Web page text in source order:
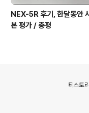
NEX-5R 후기, 한달동안
본 평가 / 총평
티스토리